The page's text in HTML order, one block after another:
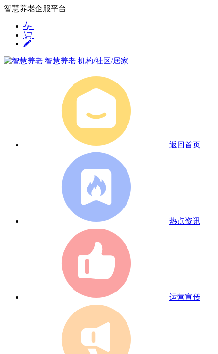
智慧养老企服平台
智慧养老 机构/社区/居家
返回首页
热点资讯
运营宣传